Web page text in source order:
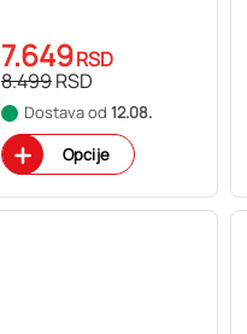
7.649RSD
8.499RSD
Dostava od 12.08.
Opcije